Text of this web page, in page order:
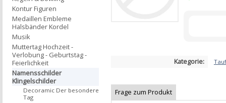
Kategorie:
Frage zum Produkt
Kontur Figuren
Medaillen Embleme
Halsbänder Kordel
Musik
Muttertag Hochzeit -
Verlobung - Geburtstag -
Feierlichkeit
Namensschilder
Klingelschilder
Decoramic Der besondere
Tag